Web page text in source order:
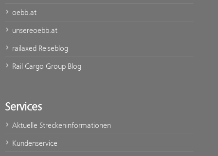
oebb.at
unsereoebb.at
railaxed Reiseblog
Rail Cargo Group Blog
Services
Aktuelle Streckeninformationen
Kundenservice